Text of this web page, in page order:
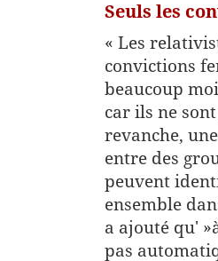
Seuls les
« Les
convictions
beaucoup
car ils ne
revanche,
entre des
peuvent
ensemble
a ajouté qu'
pas